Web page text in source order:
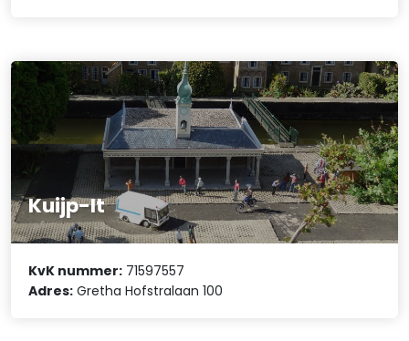
Kuijp-It
KvK nummer: 71597557
Adres: Gretha Hofstralaan 100